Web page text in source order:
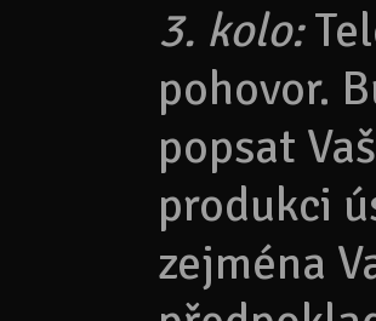
3. kolo:
pohovor.
popsat
produkci
zejména